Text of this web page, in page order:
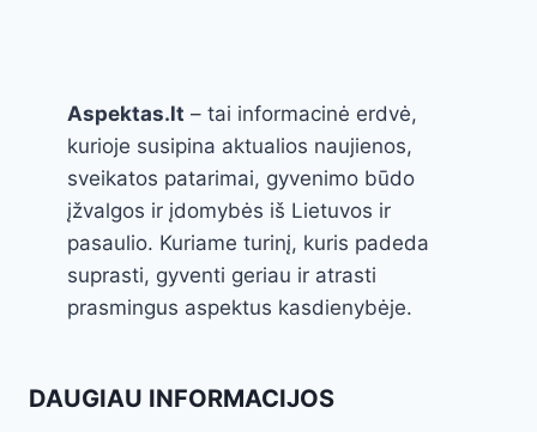
Aspektas.lt – tai informacinė erdvė,
kurioje susipina aktualios naujienos,
sveikatos patarimai, gyvenimo būdo
įžvalgos ir įdomybės iš Lietuvos ir
pasaulio. Kuriame turinį, kuris padeda
suprasti, gyventi geriau ir atrasti
prasmingus aspektus kasdienybėje.
DAUGIAU INFORMACIJOS